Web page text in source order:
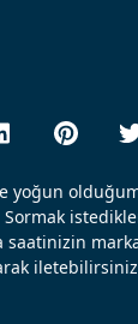
yoğun
saatinizin
iletebilirsiniz